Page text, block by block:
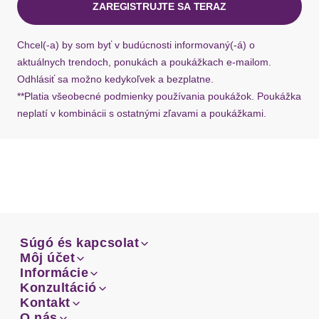
ZAREGISTRUJTE SA TERAZ
Chcel(-a) by som byť v budúcnosti informovaný(-á) o
aktuálnych trendoch, ponukách a poukážkach e-mailom.
Odhlásiť sa možno kedykoľvek a bezplatne.
**Platia všeobecné podmienky používania poukážok. Poukážka
neplatí v kombinácii s ostatnými zľavami a poukážkami.
Súgó és kapcsolat
Email
Facebook
Súgó és kapcsolat
Email
Facebook
Môj účet
Prehľad objednávok
Môj účet
Prehľad objednávok
Informácie
Doprava
Informácie
Doprava
Konzultáció
Sprievodca-veľkosťami
Konzultáció
Kontakt
Kontakt